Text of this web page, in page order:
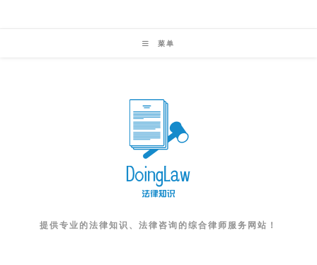
菜单
提供专业的法律知识、法律咨询的综合律师服务网站！